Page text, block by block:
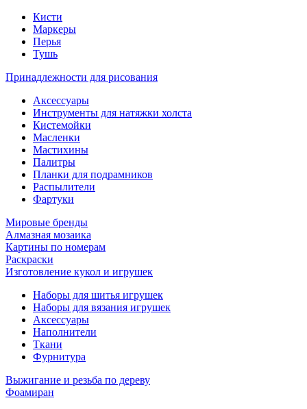
Кисти
Маркеры
Перья
Тушь
Принадлежности для рисования
Аксессуары
Инструменты для натяжки холста
Кистемойки
Масленки
Мастихины
Палитры
Планки для подрамников
Распылители
Фартуки
Мировые бренды
Алмазная мозаика
Картины по номерам
Раскраски
Изготовление кукол и игрушек
Наборы для шитья игрушек
Наборы для вязания игрушек
Аксессуары
Наполнители
Ткани
Фурнитура
Выжигание и резьба по дереву
Фоамиран